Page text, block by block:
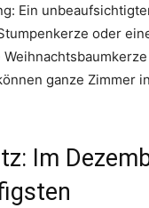
Ein
oder
ganze Zimmer
Im